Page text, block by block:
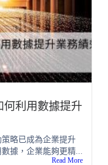
何利用數據提升
略已成為企業提升
據，企業能夠更精...
Read More